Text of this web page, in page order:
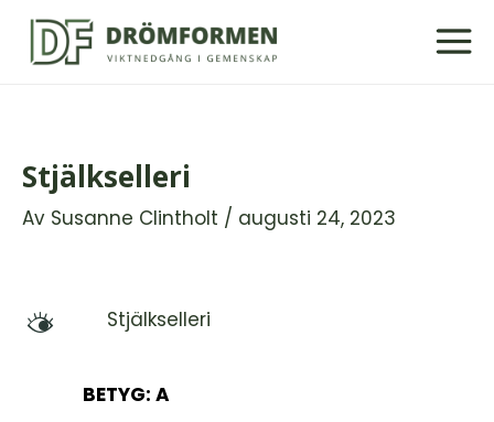
Hoppa
Stjälkselleri
Av Susanne Clintholt / augusti 24, 2023
M Stjälkselleri
BETYG: A